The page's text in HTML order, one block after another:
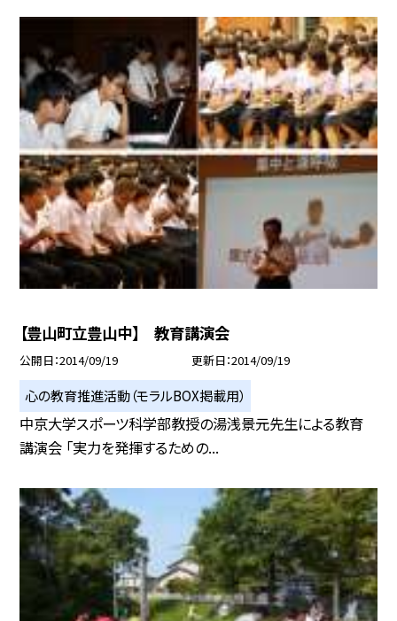
【豊山町立豊山中】 教育講演会
公開日 2014/09/19 更新日 2014/09/19
心の教育推進活動（モラルBOX掲載用）
中京大学スポーツ科学部教授の湯浅景元先生による教育
講演会 「実力を発揮するための...